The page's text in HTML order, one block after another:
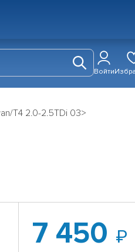
Войти
T4 2.0-2.5TDi 03>
7 450